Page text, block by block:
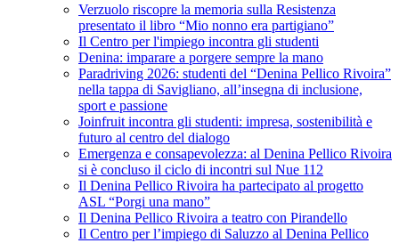
Verzuolo riscopre la memoria sulla Resistenza
presentato il libro “Mio nonno era partigiano”
Il Centro per l'impiego incontra gli studenti
Denina: imparare a porgere sempre la mano
Paradriving 2026: studenti del “Denina Pellico Rivoira”
nella tappa di Savigliano, all’insegna di inclusione,
sport e passione
Joinfruit incontra gli studenti: impresa, sostenibilità e
futuro al centro del dialogo
Emergenza e consapevolezza: al Denina Pellico Rivoira
si è concluso il ciclo di incontri sul Nue 112
Il Denina Pellico Rivoira ha partecipato al progetto
ASL “Porgi una mano”
Il Denina Pellico Rivoira a teatro con Pirandello
Il Centro per l’impiego di Saluzzo al Denina Pellico